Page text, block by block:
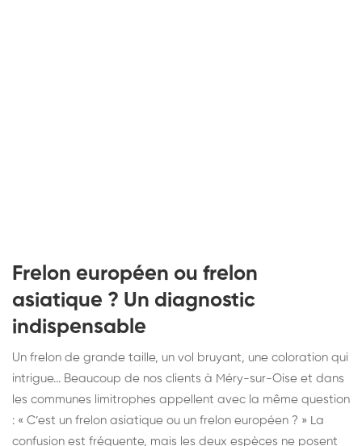
Frelon européen ou frelon
asiatique ? Un diagnostic
indispensable
Un frelon de grande taille, un vol bruyant, une coloration qui
intrigue... Beaucoup de nos clients à Méry-sur-Oise et dans
les communes limitrophes appellent avec la même question
: « C’est un frelon asiatique ou un frelon européen ? » La
confusion est fréquente, mais les deux espèces ne posent